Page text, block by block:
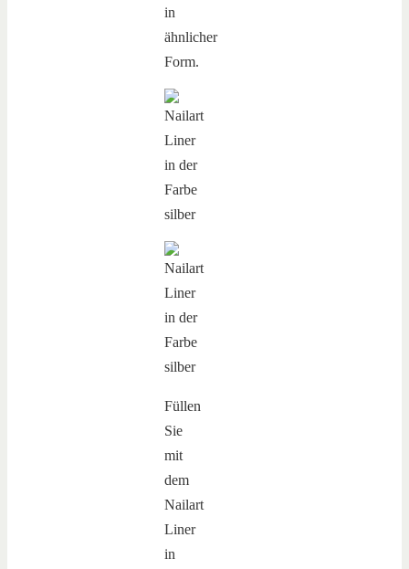
in
ähnlicher
Form.
Füllen
Sie
mit
dem
Nailart
Liner
in